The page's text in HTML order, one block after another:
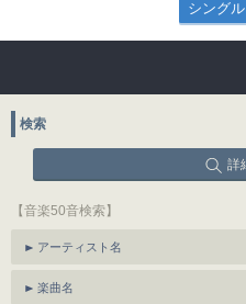
シングル
検索
詳
【音楽50音検索】
アーティスト名
楽曲名